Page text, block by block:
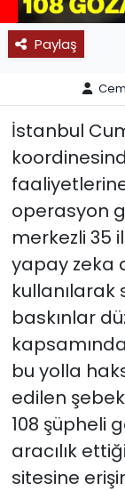
Paylaş
İstanbul
operasyon
merkezli 35
yapay zeka
kullanılarak
baskınlar
bu yolla
edilen
108 şüpheli
aracılık
sitesine